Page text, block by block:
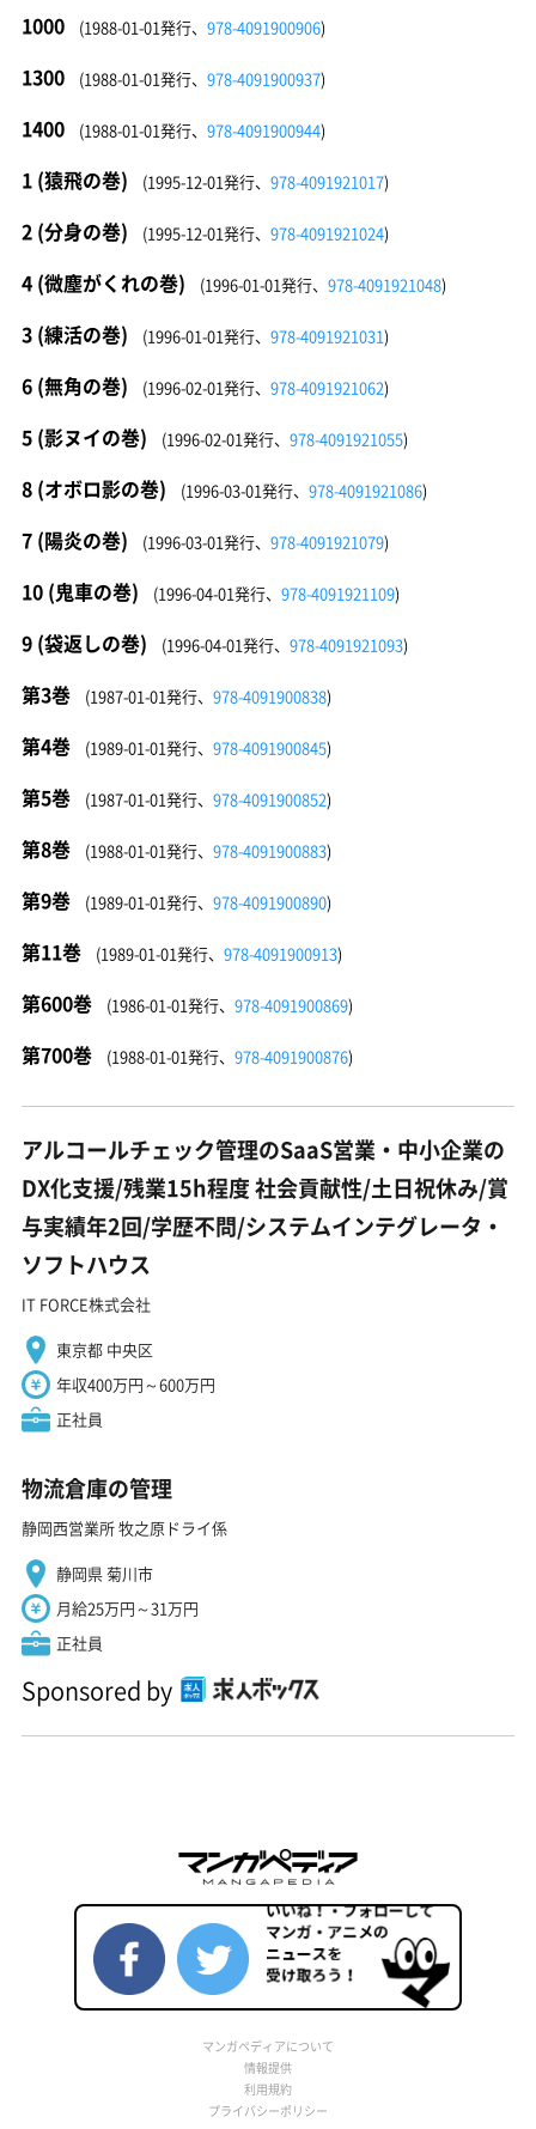
1000 (1988-01-01発行、 978-4091900906)
1300 (1988-01-01発行、 978-4091900937)
1400 (1988-01-01発行、 978-4091900944)
1 (猿飛の巻) (1995-12-01発行、 978-4091921017)
2 (分身の巻) (1995-12-01発行、 978-4091921024)
4 (微塵がくれの巻) (1996-01-01発行、 978-4091921048)
3 (練活の巻) (1996-01-01発行、 978-4091921031)
6 (無角の巻) (1996-02-01発行、 978-4091921062)
5 (影ヌイの巻) (1996-02-01発行、 978-4091921055)
8 (オボロ影の巻) (1996-03-01発行、 978-4091921086)
7 (陽炎の巻) (1996-03-01発行、 978-4091921079)
10 (鬼車の巻) (1996-04-01発行、 978-4091921109)
9 (袋返しの巻) (1996-04-01発行、 978-4091921093)
第3巻 (1987-01-01発行、 978-4091900838)
第4巻 (1989-01-01発行、 978-4091900845)
第5巻 (1987-01-01発行、 978-4091900852)
第8巻 (1988-01-01発行、 978-4091900883)
第9巻 (1989-01-01発行、 978-4091900890)
第11巻 (1989-01-01発行、 978-4091900913)
第600巻 (1986-01-01発行、 978-4091900869)
第700巻 (1988-01-01発行、 978-4091900876)
アルコールチェック管理のSaaS営業・中小企業の
DX化支援/残業15h程度 社会貢献性/土日祝休み/賞
与実績年2回/学歴不問/システムインテグレータ・
ソフトハウス
IT FORCE株式会社
東京都 中央区
年収400万円～600万円
正社員
物流倉庫の管理
静岡西営業所 牧之原ドライ係
静岡県 菊川市
月給25万円～31万円
正社員
Sponsored by
マンガペディアについて
情報提供
利用規約
プライバシーポリシー